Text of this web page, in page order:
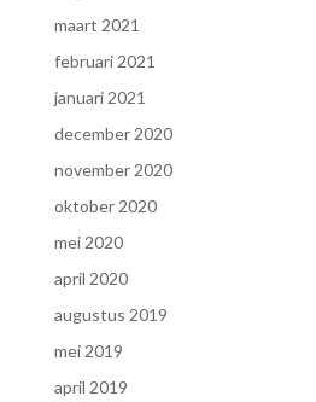
maart 2021
februari 2021
januari 2021
december 2020
november 2020
oktober 2020
mei 2020
april 2020
augustus 2019
mei 2019
april 2019